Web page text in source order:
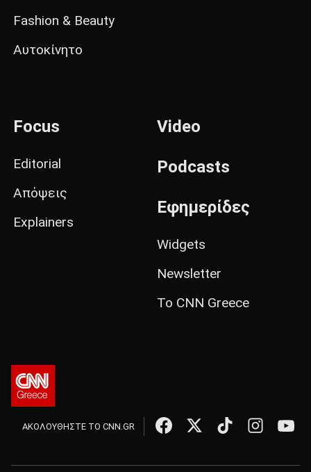
Fashion & Beauty
Αυτοκίνητο
Focus
Editorial
Απόψεις
Explainers
Video
Podcasts
Εφημερίδες
Widgets
Newsletter
Το CNN Greece
ΑΚΟΛΟΥΘΗΣΤΕ ΤΟ CNN.GR